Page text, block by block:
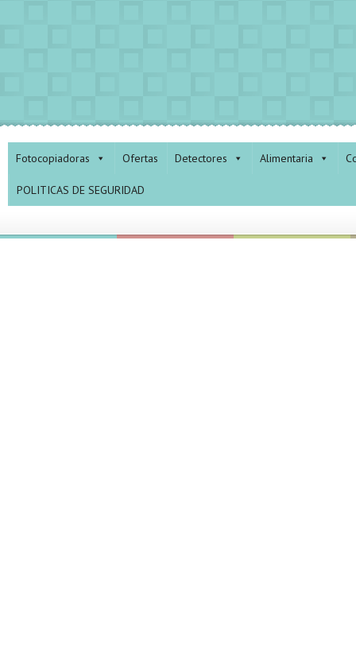
Fotocopiadoras Ofertas Detectores Alimentaria
POLITICAS DE SEGURIDAD